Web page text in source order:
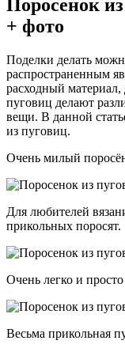
Поросенок
+ фото
Поделки делать
распространенным
расходный
пуговиц делают
вещи. В данной
из пуговиц.
Очень милый
Для любителей
прикольных поросят.
Очень легко и
Весьма прикольная